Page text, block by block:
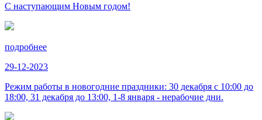
С наступающим Новым годом!
подробнее
29-12-2023
Режим работы в новогодние праздники: 30 декабря с 10:00 до
18:00, 31 декабря до 13:00, 1-8 января - нерабочие дни.